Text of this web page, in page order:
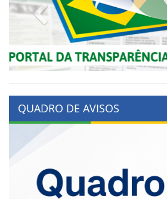
Previous
QUADRO DE AVISOS